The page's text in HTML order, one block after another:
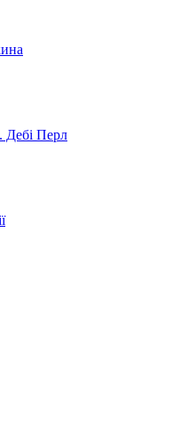
Дебі Перл